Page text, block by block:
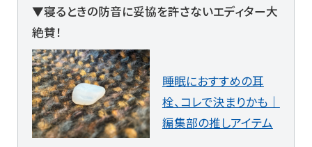
▼寝るときの防音に妥協を許さないエディター大
絶賛！
睡眠におすすめの耳
栓、コレで決まりかも｜
編集部の推しアイテム